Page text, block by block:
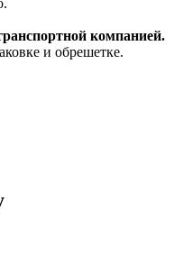
компанией.
и обрешетке.